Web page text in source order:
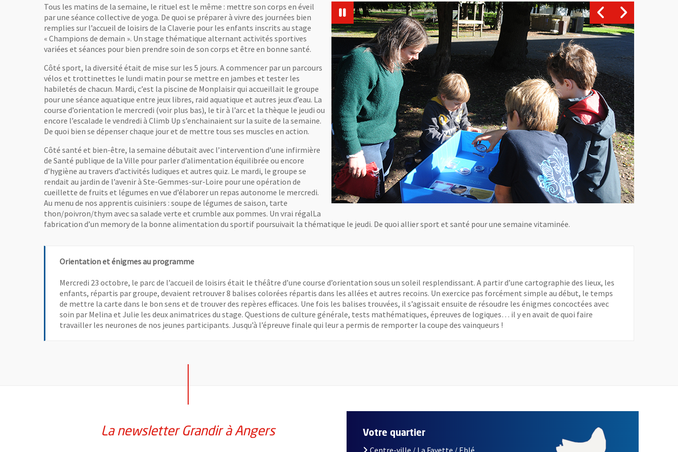
Tous les matins de la semaine, le rituel est le même : mettre son corps en éveil
par une séance collective de yoga. De quoi se préparer à vivre des journées bien
remplies sur l’accueil de loisirs de la Claverie pour les enfants inscrits au stage
« Champions de demain ». Un stage thématique alternant activités sportives
variées et séances pour bien prendre soin de son corps et être en bonne santé.
Côté sport, la diversité était de mise sur les 5 jours. A commencer par un parcours
vélos et trottinettes le lundi matin pour se mettre en jambes et tester les
habiletés de chacun. Mardi, c’est la piscine de Monplaisir qui accueillait le groupe
pour une séance aquatique entre jeux libres, raid aquatique et autres jeux d’eau. La
course d’orientation le mercredi (voir plus bas), le tir à l’arc et la thèque le jeudi ou
encore l’escalade le vendredi à Climb Up s’enchainaient sur la suite de la semaine.
De quoi bien se dépenser chaque jour et de mettre tous ses muscles en action.
Côté santé et bien-être, la semaine débutait avec l’intervention d’une infirmière
de Santé publique de la Ville pour parler d’alimentation équilibrée ou encore
d’hygiène au travers d’activités ludiques et autres quiz. Le mardi, le groupe se
rendait au jardin de l’avenir à Ste-Gemmes-sur-Loire pour une opération de
cueillette de fruits et légumes en vue d’élaborer un repas autonome le mercredi.
Au menu de nos apprentis cuisiniers : soupe de légumes de saison, tarte
thon/poivron/thym avec sa salade verte et crumble aux pommes. Un vrai régalLa
fabrication d’un memory de la bonne alimentation du sportif poursuivait la thématique le jeudi. De quoi allier sport et santé pour une semaine vitaminée.
Orientation et énigmes au programme
Mercredi 23 octobre, le parc de l’accueil de loisirs était le théâtre d’une course d’orientation sous un soleil resplendissant. A partir d’une cartographie des lieux, les
enfants, répartis par groupe, devaient retrouver 8 balises colorées répartis dans les allées et autres recoins. Un exercice pas forcément simple au début, le temps
de mettre la carte dans le bon sens et de trouver des repères efficaces. Une fois les balises trouvées, il s’agissait ensuite de résoudre les énigmes concoctées avec
soin par Melina et Julie les deux animatrices du stage. Questions de culture générale, tests mathématiques, épreuves de logiques… il y en avait de quoi faire
travailler les neurones de nos jeunes participants. Jusqu’à l’épreuve finale qui leur a permis de remporter la coupe des vainqueurs !
La newsletter Grandir à Angers Votre quartier